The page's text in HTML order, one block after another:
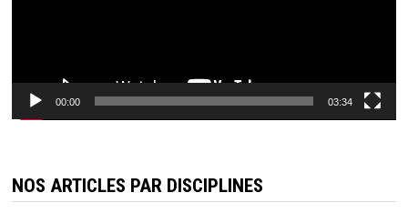
00:00 03:34
NOS ARTICLES PAR DISCIPLINES